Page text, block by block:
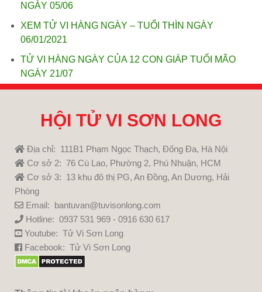
NGÀY 05/06
XEM TỬ VI HÀNG NGÀY – TUỔI THÌN NGÀY
06/01/2021
TỬ VI HÀNG NGÀY CỦA 12 CON GIÁP TUỔI MÃO
NGÀY 21/07
HỘI TỬ VI SƠN LONG
Địa chỉ: 111B1 Phạm Ngọc Thạch, Đống Đa, Hà Nội
Cơ sở 2: 76 Cù Lao, Phường 2, Phú Nhuận, HCM
Cơ sở 3: 13 khu đô thị PG, An Đồng, An Dương, Hải
Phòng
Email: bantuvan@tuvisonlong.com
Hotline: 0937 531 969 - 0916 630 617
Youtube: Tử Vi Sơn Long
Facebook: Tử Vi Sơn Long